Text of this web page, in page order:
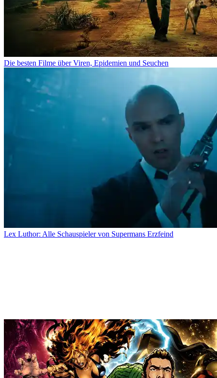
Die besten Filme über Viren, Epidemien und Seuchen
Lex Luthor: Alle Schauspieler von Supermans Erzfeind